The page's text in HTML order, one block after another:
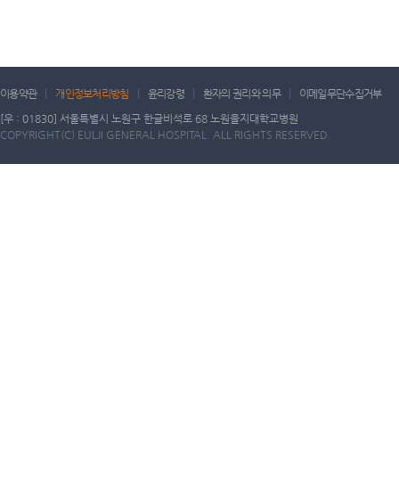
이용약관 개인정보처리방침 윤리강령 환자의 권리와 의무
이메일무단수집거부
[우 : 01830] 서울특별시 노원구 한글비석로 68 노원을지대학교병원
COPYRIGHT(C) EULJI GENERAL HOSPITAL. ALL RIGHTS RESERVED.